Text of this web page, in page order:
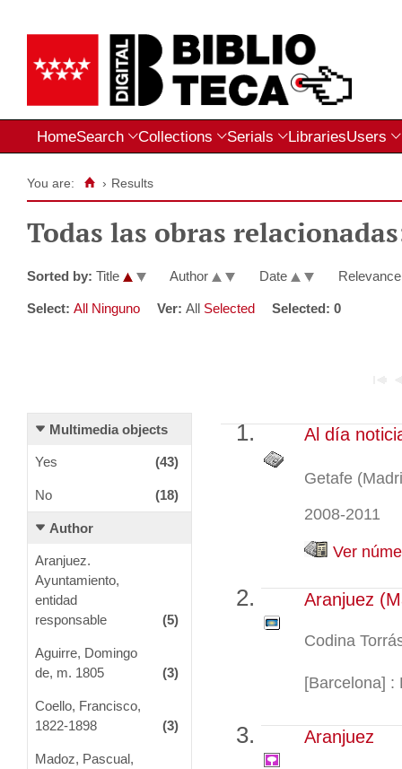
HomeSearch Collections Serials LibrariesUsers
You are: › Results
Todas las obras
Sorted by: Title Author Date
Select: All Ninguno Ver: All Selected Selected: 0
Multimedia objects
Yes (43)
No (18)
Author
Aranjuez.
Ayuntamiento,
entidad
responsable
(5)
Aguirre, Domingo
de, m. 1805
(3)
Coello, Francisco,
1822-1898
(3)
Madoz, Pascual,
Al día
Getafe
2008-2011
Ver
Aranjuez
Codina
[Barcelona] :
Aranjuez